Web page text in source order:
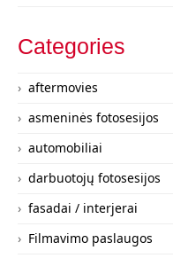
Categories
aftermovies
asmeninės fotosesijos
automobiliai
darbuotojų fotosesijos
fasadai / interjerai
Filmavimo paslaugos